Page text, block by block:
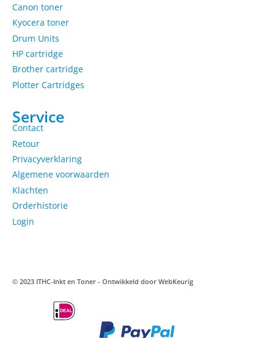
Canon toner
Kyocera toner
Drum Units
HP cartridge
Brother cartridge
Plotter Cartridges
Service
Contact
Retour
Privacyverklaring
Algemene voorwaarden
Klachten
Orderhistorie
Login
© 2023 ITHC-Inkt en Toner - Ontwikkeld door WebKeurig